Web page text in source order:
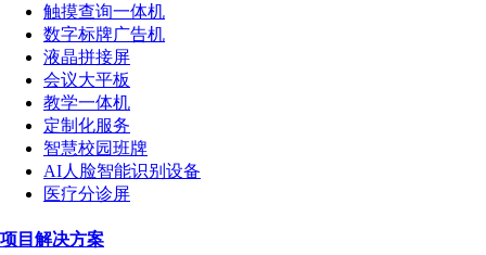
触摸查询一体机
数字标牌广告机
液晶拼接屏
会议大平板
教学一体机
定制化服务
智慧校园班牌
AI人脸智能识别设备
医疗分诊屏
项目解决方案